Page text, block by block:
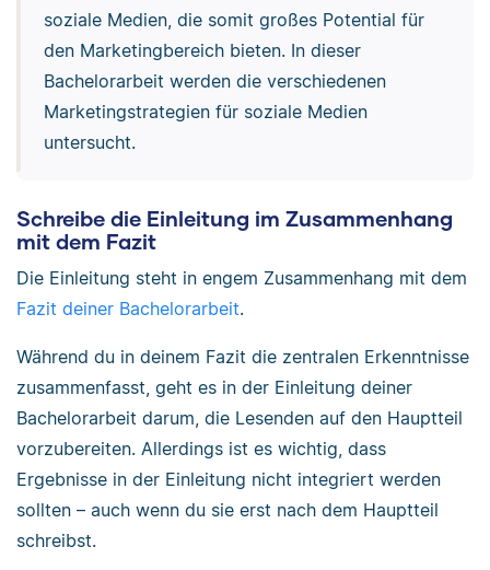
soziale Medien, die somit großes Potential für
den Marketingbereich bieten. In dieser
Bachelorarbeit werden die verschiedenen
Marketingstrategien für soziale Medien
untersucht.
Schreibe die Einleitung im Zusammenhang
mit dem Fazit
Die Einleitung steht in engem Zusammenhang mit dem
Fazit deiner Bachelorarbeit.
Während du in deinem Fazit die zentralen Erkenntnisse
zusammenfasst, geht es in der Einleitung deiner
Bachelorarbeit darum, die Lesenden auf den Hauptteil
vorzubereiten. Allerdings ist es wichtig, dass
Ergebnisse in der Einleitung nicht integriert werden
sollten – auch wenn du sie erst nach dem Hauptteil
schreibst.